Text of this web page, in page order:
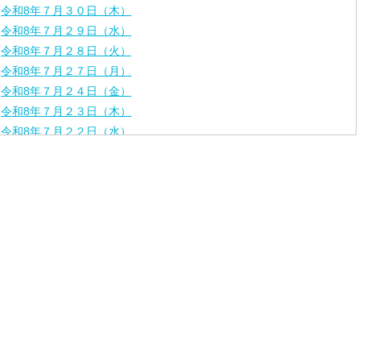
令和8年７月３０日（木）
令和8年７月２９日（水）
令和8年７月２８日（火）
令和8年７月２７日（月）
令和8年７月２４日（金）
令和8年７月２３日（木）
令和8年７月２２日（水）